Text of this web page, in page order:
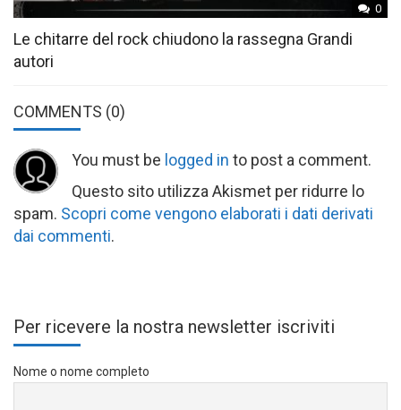
0
Le chitarre del rock chiudono la rassegna Grandi
autori
COMMENTS (0)
You must be logged in to post a comment.
Questo sito utilizza Akismet per ridurre lo
spam. Scopri come vengono elaborati i dati derivati
dai commenti.
Per ricevere la nostra newsletter iscriviti
Nome o nome completo